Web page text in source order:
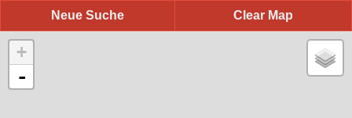
Clear Map
Neue Suche
+
-